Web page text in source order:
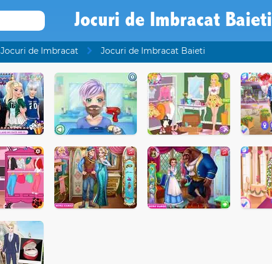
Jocuri de Imbracat Baieti
Jocuri de Imbracat Jocuri de Imbracat Baieti